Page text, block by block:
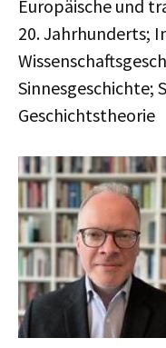
Europäische und
20. Jahrhunderts;
Sinnesgeschichte;
Geschichtstheorie